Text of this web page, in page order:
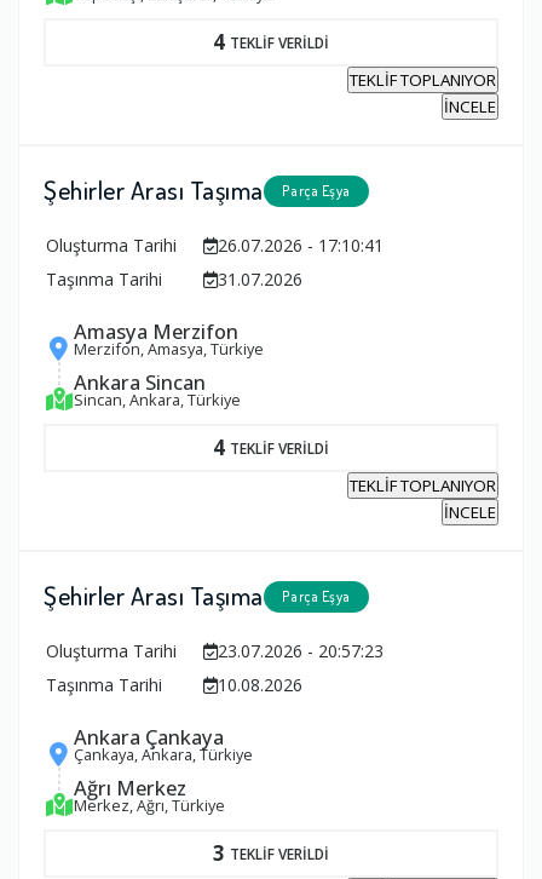
4 TEKLİF VERİLDİ
TEKLİF TOPLANIYOR
İNCELE
Şehirler Arası Taşıma Parça Eşya
Oluşturma Tarihi
26.07.2026 - 17:10:41
Taşınma Tarihi
31.07.2026
Amasya Merzifon
Merzifon, Amasya, Türkiye
Ankara Sincan
Sincan, Ankara, Türkiye
4 TEKLİF VERİLDİ
TEKLİF TOPLANIYOR
İNCELE
Şehirler Arası Taşıma Parça Eşya
Oluşturma Tarihi
23.07.2026 - 20:57:23
Taşınma Tarihi
10.08.2026
Ankara Çankaya
Çankaya, Ankara, Türkiye
Ağrı Merkez
Merkez, Ağrı, Türkiye
3 TEKLİF VERİLDİ